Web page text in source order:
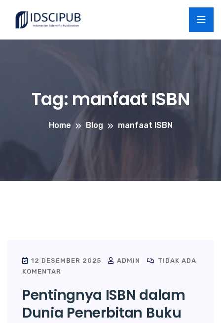
Tag: manfaat ISBN
Home Blog manfaat ISBN
12 DESEMBER 2025 ADMIN
TIDAK ADA
KOMENTAR
Pentingnya ISBN dalam
Dunia Penerbitan Buku